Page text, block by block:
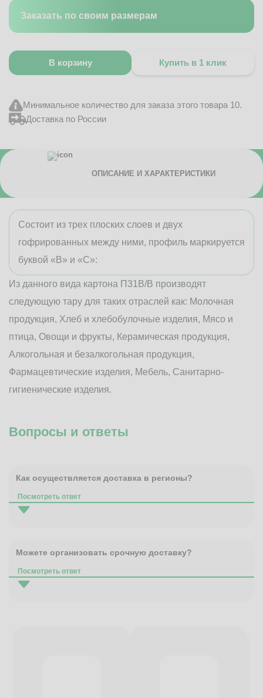
Заказать по своим размерам
В корзину Купить в 1 клик
Минимальное количество для заказа этого товара 10.
Доставка по России
ОПИСАНИЕ И ХАРАКТЕРИСТИКИ
Состоит из трех плоских слоев и двух
гофрированных между ними, профиль маркируется
буквой «В» и «С»:
Из данного вида картона П31В/B производят
следующую тару для таких отраслей как: Молочная
продукция, Хлеб и хлебобулочные изделия, Мясо и
птица, Овощи и фрукты, Керамическая продукция,
Алкогольная и безалкогольная продукция,
Фармацевтические изделия, Мебель, Санитарно-
гигиенические изделия.
Вопросы и ответы
Как осуществляется доставка в регионы?
Посмотреть ответ
Можете организовать срочную доставку?
Посмотреть ответ